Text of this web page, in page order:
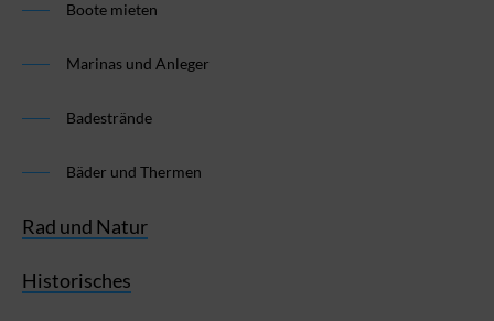
Boote mieten
Marinas und Anleger
Badestrände
Bäder und Thermen
Rad und Natur
Historisches